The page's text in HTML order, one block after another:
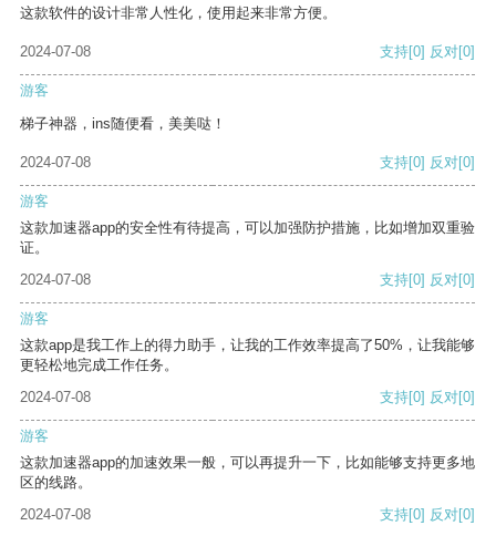
这款软件的设计非常人性化，使用起来非常方便。
2024-07-08 支持[0] 反对[0]
游客
梯子神器，ins随便看，美美哒！
2024-07-08 支持[0] 反对[0]
游客
这款加速器app的安全性有待提高，可以加强防护措施，比如增加双重验
证。
2024-07-08
支持[0] 反对[0]
游客
这款app是我工作上的得力助手，让我的工作效率提高了50%，让我能够
更轻松地完成工作任务。
2024-07-08
支持[0] 反对[0]
游客
这款加速器app的加速效果一般，可以再提升一下，比如能够支持更多地
区的线路。
2024-07-08
支持[0] 反对[0]